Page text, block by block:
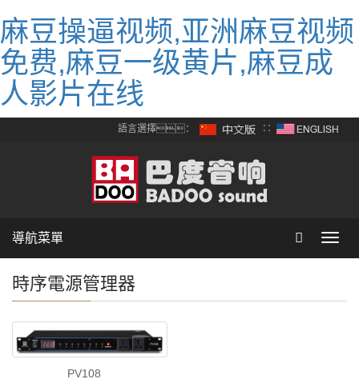
麻豆操逼视频,亚洲麻豆视频
免费,麻豆一级黄片,麻豆成
人影片在线
語言選擇： ∷
導航菜單
時序電源管理器
PV108